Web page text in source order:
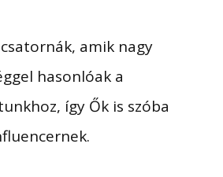
amik nagy
hasonlóak a
így Ők is szóba